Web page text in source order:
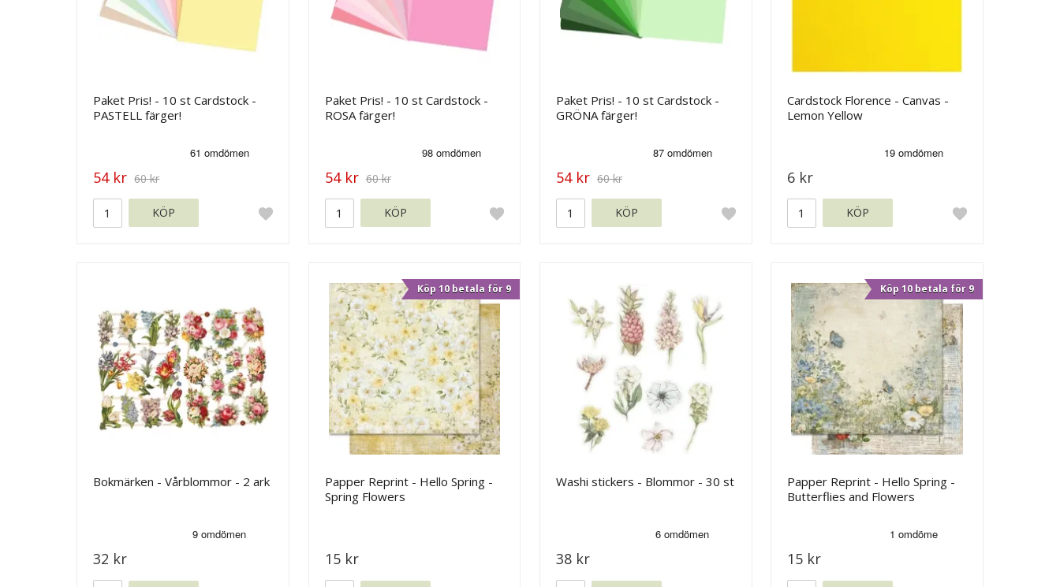
Paket Pris! - 10 st Cardstock -
PASTELL färger!
54 kr 60 kr
KÖP
Paket Pris! - 10 st Cardstock -
ROSA färger!
54 kr 60 kr
KÖP
Paket Pris! - 10 st Cardstock -
GRÖNA färger!
54 kr 60 kr
KÖP
Cardstock Florence - Canvas -
Lemon Yellow
6 kr
KÖP
Bokmärken - Vårblommor - 2 ark
32 kr
Köp 10 betala för 9
Papper Reprint - Hello Spring -
Spring Flowers
15 kr
Washi stickers - Blommor - 30 st
38 kr
Köp 10 betala för 9
Papper Reprint - Hello Spring -
Butterflies and Flowers
15 kr